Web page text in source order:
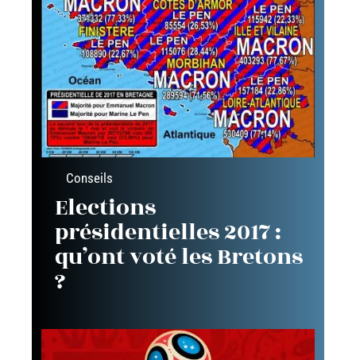
Conseils
Elections
présidentielles 2017 :
qu’ont voté les Bretons
?